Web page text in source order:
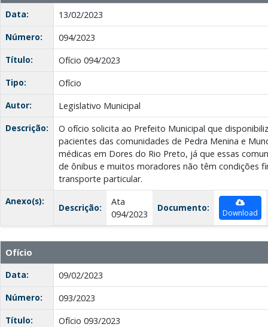
Data:
13/02/2023
Número:
094/2023
Título:
Ofício 094/2023
Tipo:
Ofício
Autor:
Legislativo Municipal
Descrição:
O ofício solicita ao Prefeito Municipal que
pacientes das comunidades de Pedra Menina e
médicas em Dores do Rio Preto, já que essas
de ônibus e muitos moradores não têm condições
transporte particular.
Anexo(s):
Descrição:
Ata
094/2023
Documento: Download
Ofício
Data:
09/02/2023
Número:
093/2023
Título:
Ofício 093/2023